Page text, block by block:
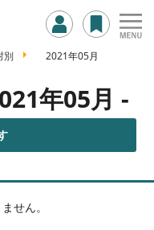
別 2021年05月
年05月 -
せん。